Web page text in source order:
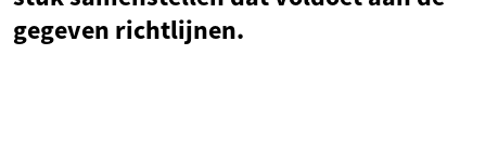
gegeven richtlijnen.